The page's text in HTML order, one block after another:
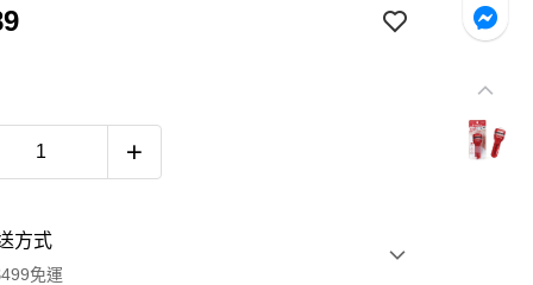
方式
免運